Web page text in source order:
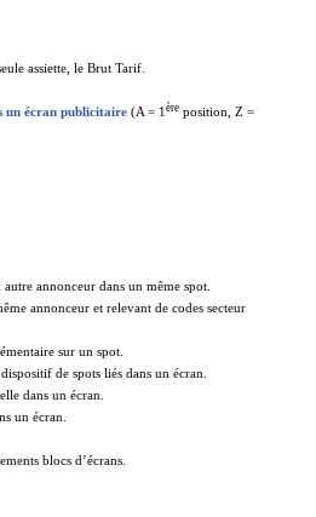
assiette, le Brut Tarif.
un écran publicitaire (A = 1 ère position, Z =
annonceur dans un même spot.
annonceur et relevant de codes secteur
sur un spot.
de spots liés dans un écran.
dans un écran.
un écran.
blocs d’écrans.